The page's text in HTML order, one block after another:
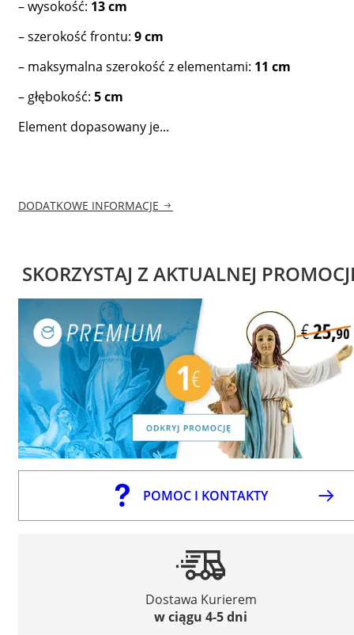
– wysokość: 13 cm
– szerokość frontu: 9 cm
– maksymalna szerokość z elementami: 11 cm
– głębokość: 5 cm
Element dopasowany je...
DODATKOWE INFORMACJE
SKORZYSTAJ Z AKTUALNEJ
POMOC I KONTAKTY
Dostawa Kurierem
w ciągu 4-5 dni